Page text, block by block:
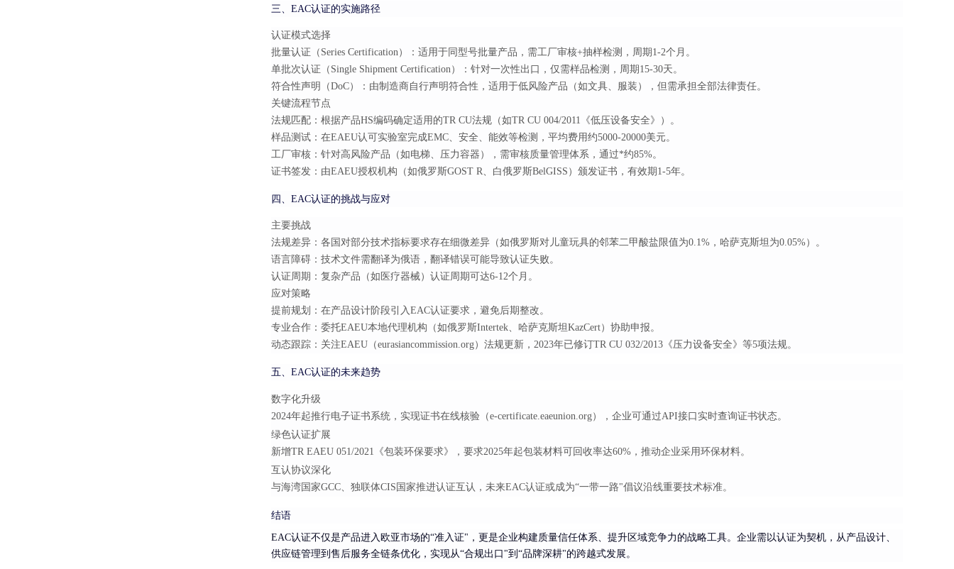
三、EAC认证的实施路径
认证模式选择
批量认证（Series Certification）：适用于同型号批量产品，需工厂审核+抽样检测，周期1-2个月。
单批次认证（Single Shipment Certification）：针对一次性出口，仅需样品检测，周期15-30天。
符合性声明（DoC）：由制造商自行声明符合性，适用于低风险产品（如文具、服装），但需承担全部法律责任。
关键流程节点
法规匹配：根据产品HS编码确定适用的TR CU法规（如TR CU 004/2011《低压设备安全》）。
样品测试：在EAEU认可实验室完成EMC、安全、能效等检测，平均费用约5000-20000美元。
工厂审核：针对高风险产品（如电梯、压力容器），需审核质量管理体系，通过*约85%。
证书签发：由EAEU授权机构（如俄罗斯GOST R、白俄罗斯BelGISS）颁发证书，有效期1-5年。
四、EAC认证的挑战与应对
主要挑战
法规差异：各国对部分技术指标要求存在细微差异（如俄罗斯对儿童玩具的邻苯二甲酸盐限值为0.1%，哈萨克斯坦为0.05%）。
语言障碍：技术文件需翻译为俄语，翻译错误可能导致认证失败。
认证周期：复杂产品（如医疗器械）认证周期可达6-12个月。
应对策略
提前规划：在产品设计阶段引入EAC认证要求，避免后期整改。
专业合作：委托EAEU本地代理机构（如俄罗斯Intertek、哈萨克斯坦KazCert）协助申报。
动态跟踪：关注EAEU（eurasiancommission.org）法规更新，2023年已修订TR CU 032/2013《压力设备安全》等5项法规。
五、EAC认证的未来趋势
数字化升级
2024年起推行电子证书系统，实现证书在线核验（e-certificate.eaeunion.org），企业可通过API接口实时查询证书状态。
绿色认证扩展
新增TR EAEU 051/2021《包装环保要求》，要求2025年起包装材料可回收率达60%，推动企业采用环保材料。
互认协议深化
与海湾国家GCC、独联体CIS国家推进认证互认，未来EAC认证或成为“一带一路"倡议沿线重要技术标准。
结语
EAC认证不仅是产品进入欧亚市场的“准入证"，更是企业构建质量信任体系、提升区域竞争力的战略工具。企业需以认证为契机，从产品设计、
供应链管理到售后服务全链条优化，实现从“合规出口"到“品牌深耕"的跨越式发展。